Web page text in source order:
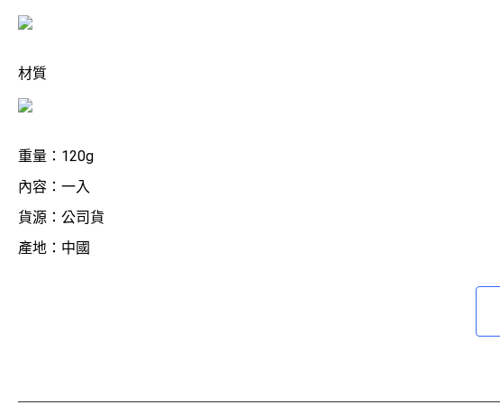
材質
重量：120g
內容：一入
貨源：公司貨
產地：中國